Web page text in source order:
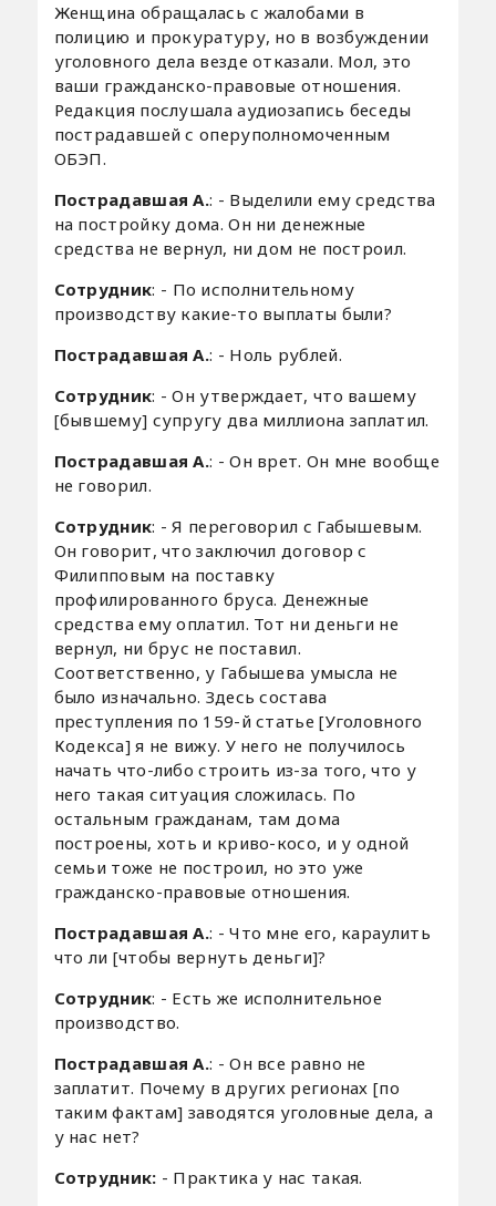
Женщина обращалась с жалобами в
полицию и прокуратуру, но в возбуждении
уголовного дела везде отказали. Мол, это
ваши гражданско-правовые отношения.
Редакция послушала аудиозапись беседы
пострадавшей с оперуполномоченным
ОБЭП.
Пострадавшая А.: - Выделили ему средства
на постройку дома. Он ни денежные
средства не вернул, ни дом не построил.
Сотрудник: - По исполнительному
производству какие-то выплаты были?
Пострадавшая А.: - Ноль рублей.
Сотрудник: - Он утверждает, что вашему
[бывшему] супругу два миллиона заплатил.
Пострадавшая А.: - Он врет. Он мне вообще
не говорил.
Сотрудник: - Я переговорил с Габышевым.
Он говорит, что заключил договор с
Филипповым на поставку
профилированного бруса. Денежные
средства ему оплатил. Тот ни деньги не
вернул, ни брус не поставил.
Соответственно, у Габышева умысла не
было изначально. Здесь состава
преступления по 159-й статье [Уголовного
Кодекса] я не вижу. У него не получилось
начать что-либо строить из-за того, что у
него такая ситуация сложилась. По
остальным гражданам, там дома
построены, хоть и криво-косо, и у одной
семьи тоже не построил, но это уже
гражданско-правовые отношения.
Пострадавшая А.: - Что мне его, караулить
что ли [чтобы вернуть деньги]?
Сотрудник: - Есть же исполнительное
производство.
Пострадавшая А.: - Он все равно не
заплатит. Почему в других регионах [по
таким фактам] заводятся уголовные дела, а
у нас нет?
Сотрудник: - Практика у нас такая.